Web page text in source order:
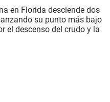
en Florida desciende dos
su punto más bajo
el descenso del crudo y la